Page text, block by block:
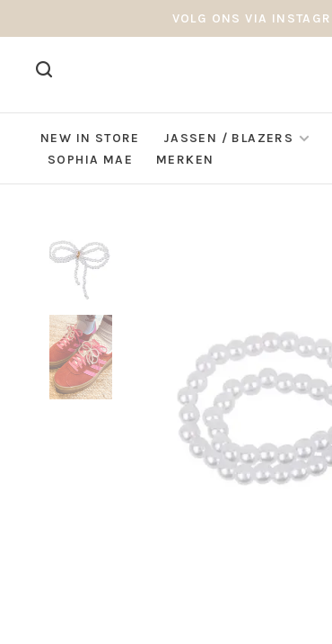
VOLG ONS VIA
NEW IN STORE JASSEN / BLAZERS
SOPHIA MAE
MERKEN